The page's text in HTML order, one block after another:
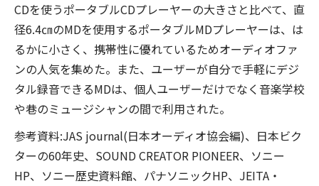
CDを使うポータブルCDプレーヤーの大きさと比べて、直
径6.4㎝のMDを使用するポータブルMDプレーヤーは、は
るかに小さく、携帯性に優れているためオーディオファ
ンの人気を集めた。また、ユーザーが自分で手軽にデジ
タル録音できるMDは、個人ユーザーだけでなく音楽学校
や巷のミュージシャンの間で利用された。
参考資料:JAS journal(日本オーディオ協会編)、日本ビク
ターの60年史、SOUND CREATOR PIONEER、ソニー
HP、ソニー歴史資料館、パナソニックHP、JEITA・